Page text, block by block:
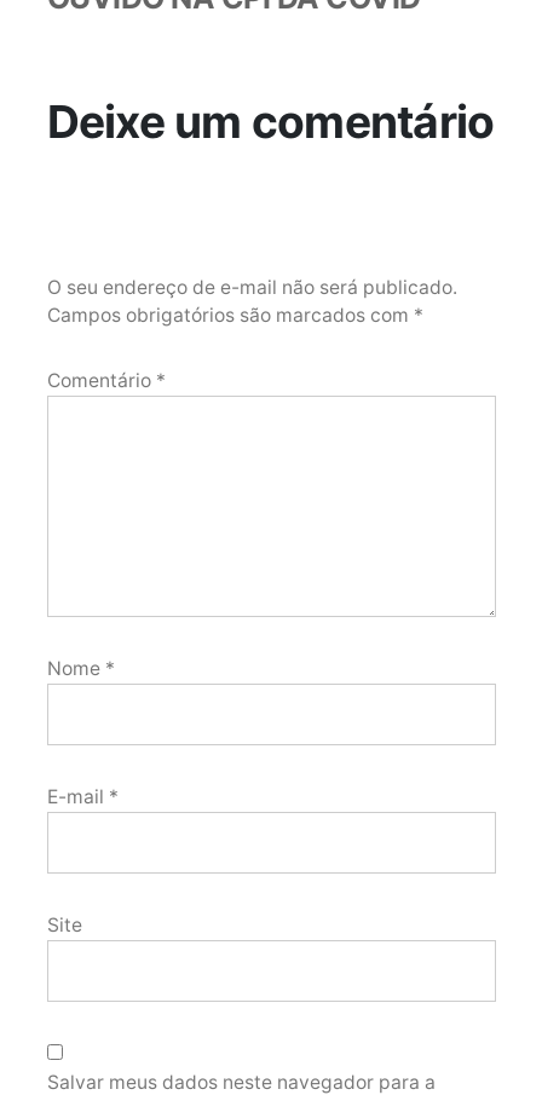
Deixe um comentário
O seu endereço de e-mail não será publicado.
Campos obrigatórios são marcados com *
Comentário *
Nome *
E-mail *
Site
Salvar meus dados neste navegador para a